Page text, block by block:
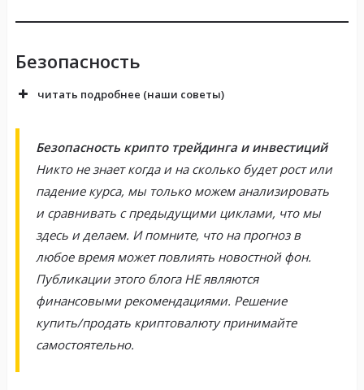
Безопасность
читать подробнее (наши советы)
Безопасность крипто трейдинга и инвестиций
Никто не знает когда и на сколько будет рост или
падение курса, мы только можем анализировать
и сравнивать с предыдущими циклами, что мы
здесь и делаем. И помните, что на прогноз в
любое время может повлиять новостной фон.
Публикации этого блога НЕ являются
финансовыми рекомендациями. Решение
купить/продать криптовалюту принимайте
самостоятельно.